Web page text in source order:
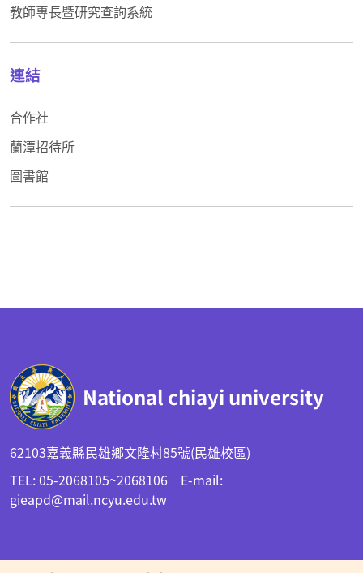
教師專長暨研究查詢系統
連結
合作社
蘭潭招待所
圖書館
National chiayi university
62103嘉義縣民雄鄉文隆村85號(民雄校區)
TEL: 05-2068105~2068106 E-mail:
gieapd@mail.ncyu.edu.tw